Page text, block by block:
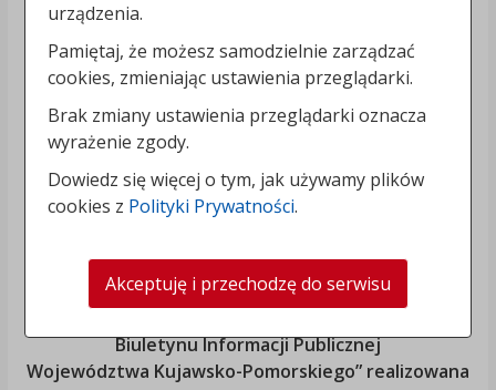
Biuletynu Informacji Publicznej
Województwa Kujawsko-Pomorskiego” realizowana
urządzenia.
Pamiętaj, że możesz samodzielnie zarządzać
cookies, zmieniając ustawienia przeglądarki.
Brak zmiany ustawienia przeglądarki oznacza
wyrażenie zgody.
Dowiedz się więcej o tym, jak używamy plików
cookies z Polityki Prywatności.
Akceptuję i przechodzę do serwisu